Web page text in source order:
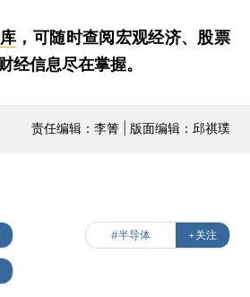
，可随时查阅宏观经济、股票
经信息尽在掌握。
责任编辑：李箐 | 版面编辑：邱祺璞
#半导体 +关注